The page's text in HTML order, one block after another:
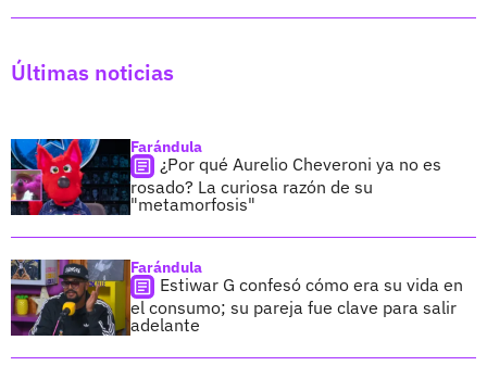
Últimas noticias
Farándula
¿Por qué Aurelio Cheveroni ya no es
rosado? La curiosa razón de su
"metamorfosis"
Farándula
Estiwar G confesó cómo era su vida en
el consumo; su pareja fue clave para salir
adelante